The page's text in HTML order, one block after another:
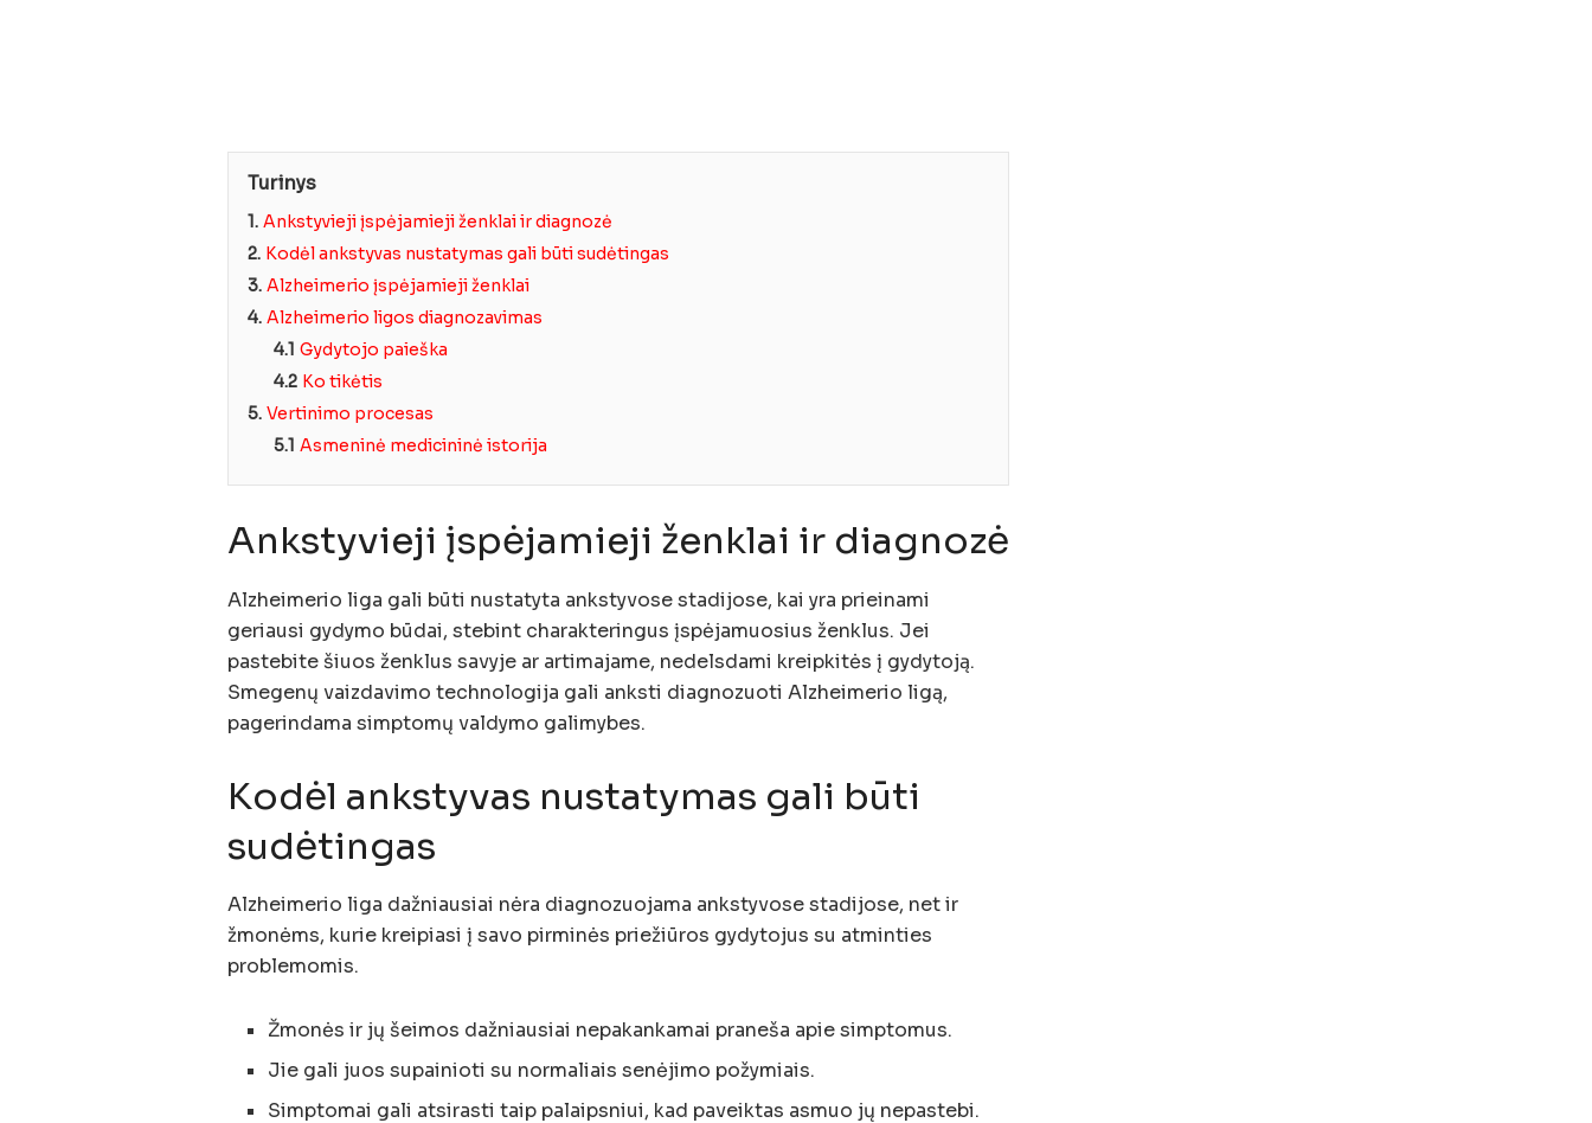
Turinys
1. Ankstyvieji įspėjamieji ženklai ir diagnozė
2. Kodėl ankstyvas nustatymas gali būti sudėtingas
3. Alzheimerio įspėjamieji ženklai
4. Alzheimerio ligos diagnozavimas
4.1 Gydytojo paieška
4.2 Ko tikėtis
5. Vertinimo procesas
5.1 Asmeninė medicininė istorija
Ankstyvieji įspėjamieji ženklai ir diagnozė
Alzheimerio liga gali būti nustatyta ankstyvose stadijose, kai yra prieinami
geriausi gydymo būdai, stebint charakteringus įspėjamuosius ženklus. Jei
pastebite šiuos ženklus savyje ar artimajame, nedelsdami kreipkitės į gydytoją.
Smegenų vaizdavimo technologija gali anksti diagnozuoti Alzheimerio ligą,
pagerindama simptomų valdymo galimybes.
Kodėl ankstyvas nustatymas gali būti
sudėtingas
Alzheimerio liga dažniausiai nėra diagnozuojama ankstyvose stadijose, net ir
žmonėms, kurie kreipiasi į savo pirminės priežiūros gydytojus su atminties
problemomis.
Žmonės ir jų šeimos dažniausiai nepakankamai praneša apie simptomus.
Jie gali juos supainioti su normaliais senėjimo požymiais.
Simptomai gali atsirasti taip palaipsniui, kad paveiktas asmuo jų nepastebi.